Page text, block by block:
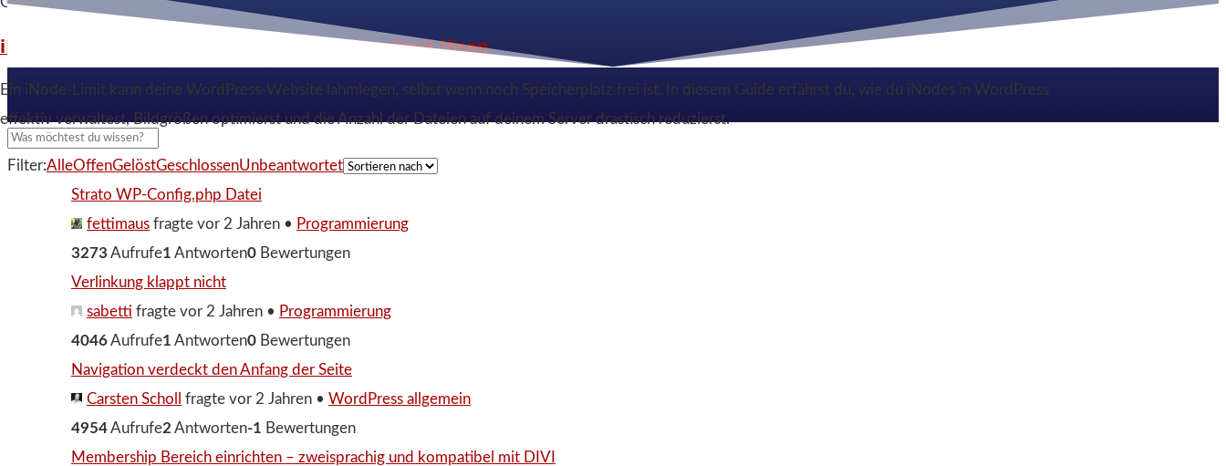
iNodes WordPress: Das versteckte Speicherlimit lösen
Ein iNode-Limit kann deine WordPress-Website lahmlegen, selbst wenn noch Speicherplatz frei ist. In diesem Guide erfährst du, wie du iNodes in WordPress
effektiv verwaltest, Bildgrößen optimierst und die Anzahl der Dateien auf deinem Server drastisch reduzierst.
Filter:AlleOffenGelöstGeschlossenUnbeantwortet
Strato WP-Config.php Datei
fettimaus fragte vor 2 Jahren • Programmierung
3273 Aufrufe1 Antworten0 Bewertungen
Verlinkung klappt nicht
sabetti fragte vor 2 Jahren • Programmierung
4046Aufrufe1 Antworten0 Bewertungen
Navigation verdeckt den Anfang der Seite
Carsten Scholl
fragte vor 2 Jahren • WordPress allgemein
4954Aufrufe2 Antworten-1 Bewertungen
Membership Bereich einrichten – zweisprachig und kompatibel mit DIVI